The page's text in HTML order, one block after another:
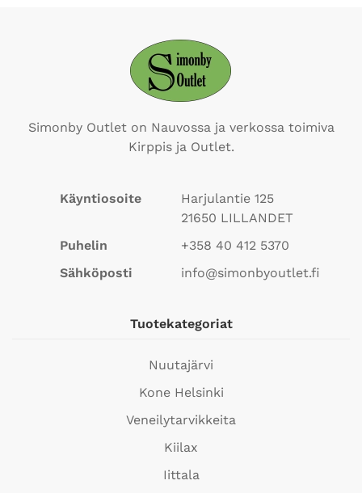
Simonby Outlet on Nauvossa ja verkossa toimiva
Kirppis ja Outlet.
Käyntiosoite
Harjulantie 125
21650 LILLANDET
Puhelin
+358 40 412 5370
Sähköposti
info@simonbyoutlet.fi
Tuotekategoriat
Nuutajärvi
Kone Helsinki
Veneilytarvikkeita
Kiilax
Iittala